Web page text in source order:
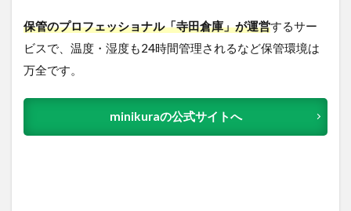
保管のプロフェッショナル「寺田倉庫」が運営するサー
ビスで、温度・湿度も24時間管理されるなど保管環境は
万全です。
minikuraの公式サイトへ